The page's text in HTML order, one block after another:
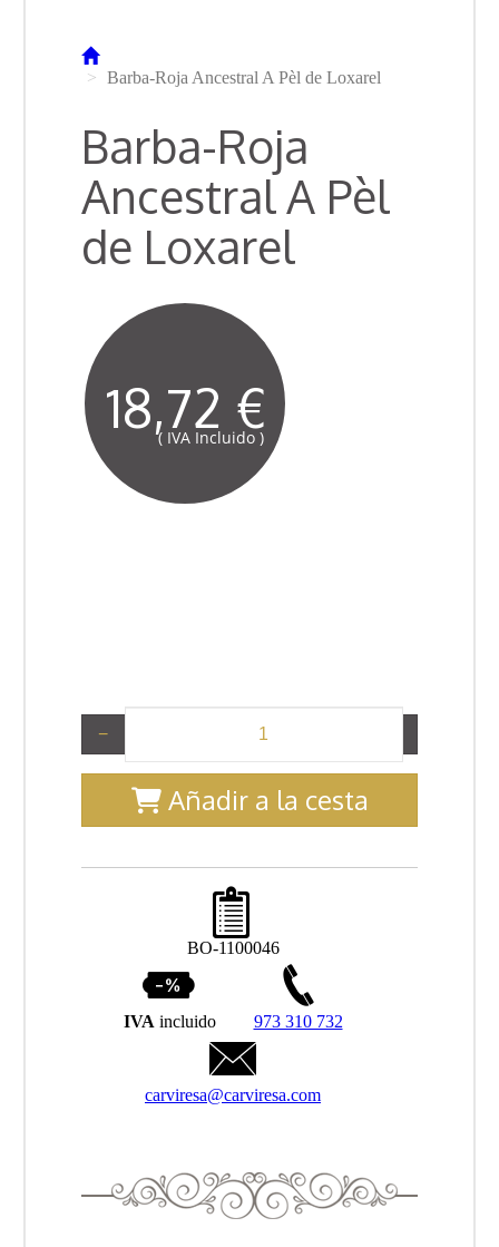
Barba-Roja Ancestral A Pèl de Loxarel
Barba-Roja
Ancestral A Pèl
de Loxarel
18,72 €
( IVA Incluido )
−
Añadir a la cesta
BO-1100046
IVA incluido 973 310 732
carviresa@carviresa.com